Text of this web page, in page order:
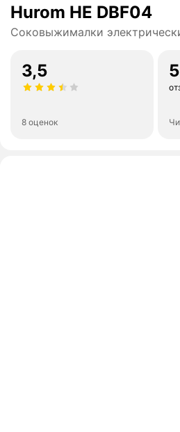
Hurom HE DBF04
Соковыжималки
3,5
8 оценок
5